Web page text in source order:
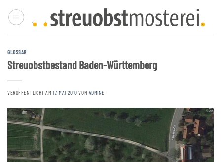
Inhalt
GLOSSAR
Streuobstbestand Baden-Württemberg
VERÖFFENTLICHT AM17. MAI 2010 VON ADMINE